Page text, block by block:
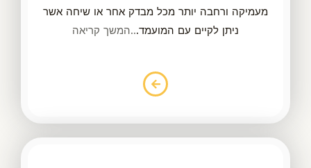
מעמיקה ורחבה יותר מכל מבדק אחר או שיחה אשר
ניתן לקיים עם המועמד...המשך קריאה